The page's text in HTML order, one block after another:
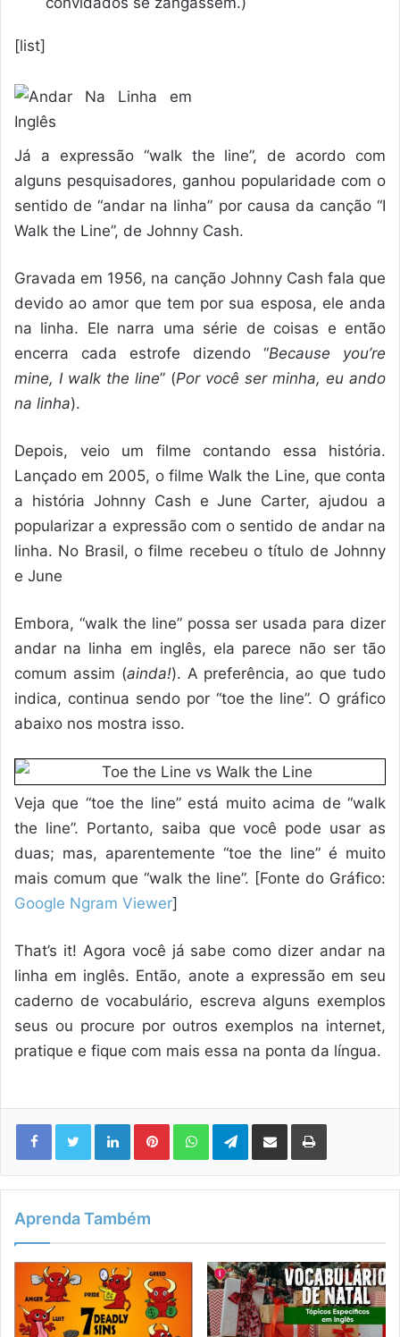
[list]
Já a expressão “walk the line”, de acordo com
alguns pesquisadores, ganhou popularidade com o
sentido de “andar na linha” por causa da canção “I
Walk the Line”, de Johnny Cash.
Gravada em 1956, na canção Johnny Cash fala que
devido ao amor que tem por sua esposa, ele anda
na linha. Ele narra uma série de coisas e então
encerra cada estrofe dizendo “Because you’re
mine, I walk the line” (Por você ser minha, eu ando
na linha).
Depois, veio um filme contando essa história.
Lançado em 2005, o filme Walk the Line, que conta
a história Johnny Cash e June Carter, ajudou a
popularizar a expressão com o sentido de andar na
linha. No Brasil, o filme recebeu o título de Johnny
e June
Embora, “walk the line” possa ser usada para dizer
andar na linha em inglês, ela parece não ser tão
comum assim (ainda!). A preferência, ao que tudo
indica, continua sendo por “toe the line”. O gráfico
abaixo nos mostra isso.
Veja que “toe the line” está muito acima de “walk
the line”. Portanto, saiba que você pode usar as
duas; mas, aparentemente “toe the line” é muito
mais comum que “walk the line”. [Fonte do Gráfico:
Google Ngram Viewer]
That’s it! Agora você já sabe como dizer andar na
linha em inglês. Então, anote a expressão em seu
caderno de vocabulário, escreva alguns exemplos
seus ou procure por outros exemplos na internet,
pratique e fique com mais essa na ponta da língua.
LinkedinPinterestWhatsAppTelegram
Compartilhar via e-mail Imprimir
Aprenda Também